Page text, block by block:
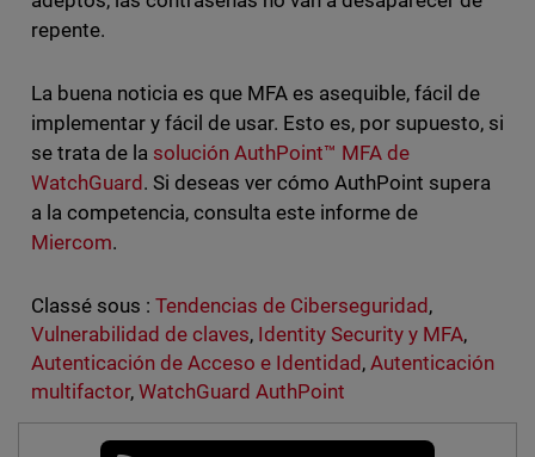
repente.
La buena noticia es que MFA es asequible, fácil de
implementar y fácil de usar. Esto es, por supuesto, si
se trata de la solución AuthPoint™ MFA de
WatchGuard . Si deseas ver cómo AuthPoint supera
a la competencia, consulta este informe de
Miercom.
Classé sous : Tendencias de Ciberseguridad ,
Vulnerabilidad de claves, Identity Security y MFA,
Autenticación de Acceso e Identidad ,Autenticación
multifactor, WatchGuard AuthPoint